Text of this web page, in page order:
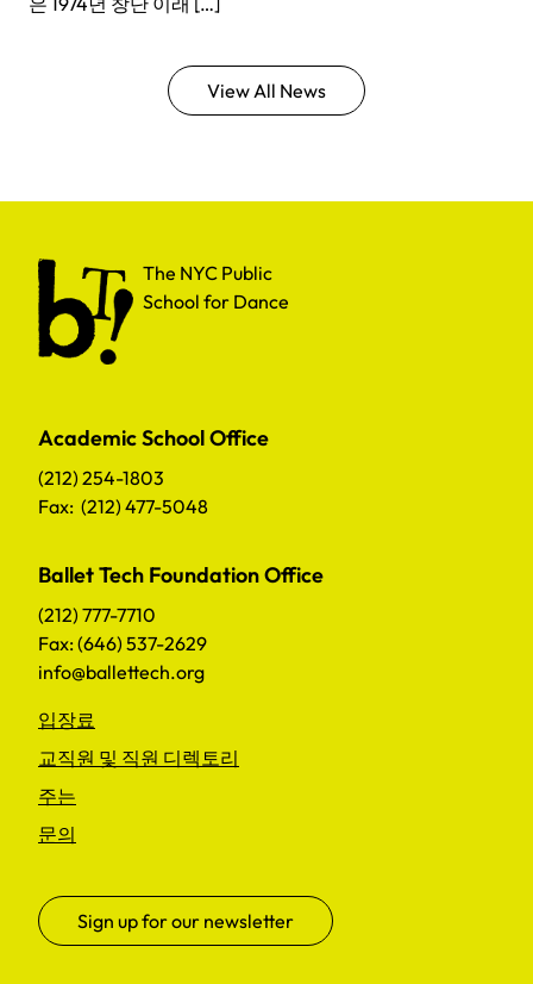
View All News
The NYC Public School for Dance
The NYC Public
School for Dance
Academic School Office
(212) 254-1803
Fax: (212) 477-5048
Ballet Tech Foundation Office
(212) 777-7710
Fax: (646) 537-2629
info@ballettech.org
입장료
교직원 및 직원 디렉토리
주는
문의
Sign up for our newsletter